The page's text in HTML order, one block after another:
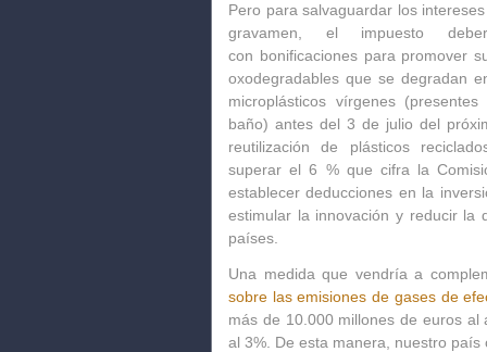
Pero para salvaguardar los
gravamen, el impuesto
con bonificaciones para promover
oxodegradables que se degradan
microplásticos vírgenes
baño) antes del 3 de julio del
reutilización de plásticos
superar el 6 % que cifra la
establecer deducciones en la
estimular la innovación y reducir la
países.
Una medida que vendría a
sobre las emisiones de gases de
más de 10.000 millones de euros
al 3%. De esta manera, nuestro